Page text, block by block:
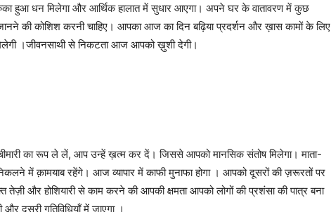
हुआ धन मिलेगा और आर्थिक हालात में सुधार आएगा। अपने घर के वातावरण में कुछ
की कोशिश करनी चाहिए। आपका आज का दिन बढ़िया प्रदर्शन और ख़ास कामों के लिए
।जीवनसाथी से निकटता आज आपको ख़ुशी देगी।
का रूप ले लें, आप उन्हें ख़त्म कर दें। जिससे आपको मानसिक संतोष मिलेगा। माता-
में क़ामयाब रहेंगे। आज व्यापार में काफी मुनाफा होगा । आपको दूसरों की ज़रूरतों पर
और होशियारी से काम करने की आपकी क्षमता आपको लोगों की प्रशंसा की पात्र बना
दूसरी गतिविधियाँ में जाएगा ।